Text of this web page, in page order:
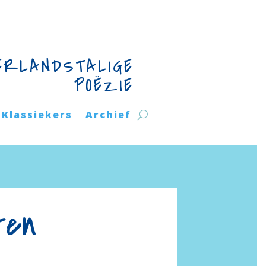
POËZIE
Klassiekers Archief